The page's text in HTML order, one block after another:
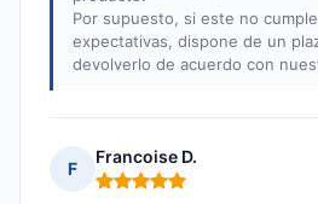
Por supuesto, si este no
expectativas, dispone de un
devolverlo de acuerdo con
F
Francoise D.
Nota: 5 de 5